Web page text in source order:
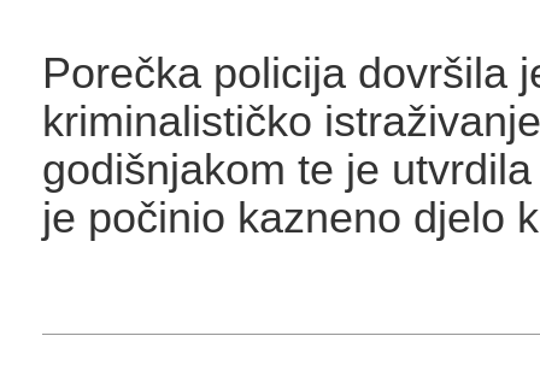
Porečka policija dovršila
kriminalističko
godišnjakom te je
je počinio kazneno djelo